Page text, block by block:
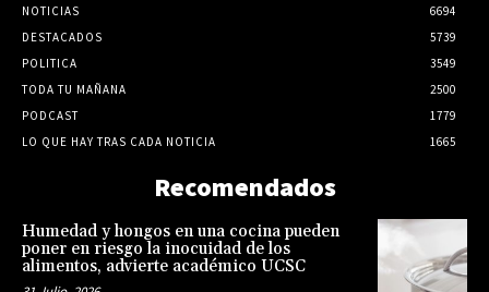
NOTICIAS
6694
DESTACADOS
5739
POLITICA
3549
TODA TU MAÑANA
2500
PODCAST
1779
LO QUE HAY TRAS CADA NOTICIA
1665
Recomendados
Humedad y hongos en una cocina pueden
poner en riesgo la inocuidad de los
alimentos, advierte académico UCSC